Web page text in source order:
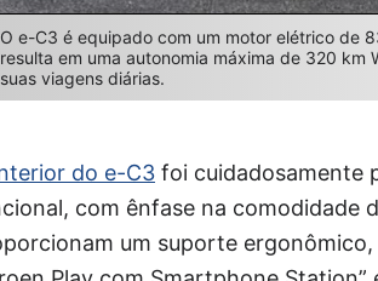
O e-C3 é equipado com um motor elétrico de
resulta em uma autonomia máxima de 320 km
suas viagens diárias.
do e-C3 foi cuidadosamente
com ênfase na comodidade
um suporte